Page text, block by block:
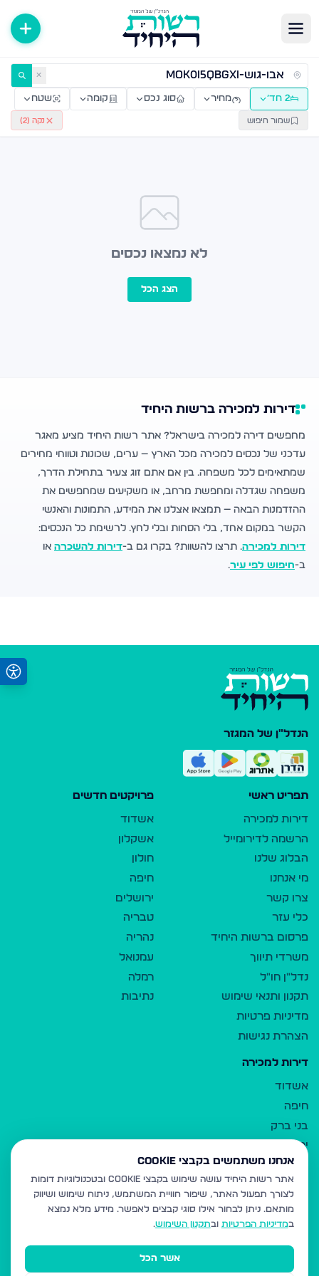
דירות למכירה ולהשכרה — רשות היחיד ✕
2 חד׳ מחיר סוג נכס קומה שטח
שמור חיפוש נקה (2
)
לא נמצאו נכסים
הצג הכל
דירות למכירה ברשות היחיד
מחפשים דירה למכירה בישראל? אתר רשות היחיד מציע מאגר
עדכני של נכסים למכירה מכל הארץ — ערים, שכונות וטווחי מחירים
שמתאימים לכל משפחה. בין אם אתם זוג צעיר בתחילת הדרך,
משפחה שגדלה ומחפשת מרחב, או משקיעים שמחפשים את
ההזדמנות הבאה — תמצאו אצלנו את המידע, התמונות והאנשי
הקשר במקום אחד, בלי הסחות ובלי לחץ. לרשימת כל הנכסים:
דירות למכירה. תרצו להשוות? בקרו גם ב-דירות להשכרה או
ב-חיפוש לפי עיר.
הנדל"ן של המגזר
תפריט ראשי
דירות למכירה
הרשמה לדירומייל
הבלוג שלנו
מי אנחנו
צרו קשר
כלי עזר
פרסום ברשות היחיד
משרדי תיווך
נדל"ן חו"ל
תקנון ותנאי שימוש
מדיניות פרטיות
הצהרת נגישות
פרויקטים חדשים
אשדוד
אשקלון
חולון
חיפה
ירושלים
טבריה
נהריה
עמנואל
רמלה
נתיבות
דירות למכירה
אשדוד
חיפה
בני ברק
ירושלים
אלעד
גבעת זאב
בית שמש
רכסים
מודיעין עילית
אנחנו משתמשים בקבצי Cookie
אתר רשות היחיד עושה שימוש בקבצי Cookie ובטכנולוגיות דומות
לצורך תפעול האתר, שיפור חוויית המשתמש, ניתוח שימוש ושיווק
מותאם. ניתן לבחור אילו סוגי קבצים לאפשר. מידע מלא נמצא
במדיניות הפרטיות ובתקנון השימוש.
אשר הכל